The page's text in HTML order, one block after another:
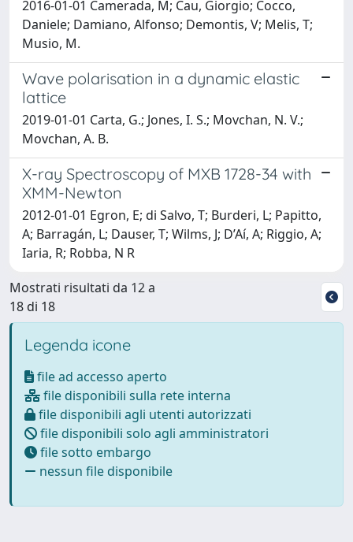
2016-01-01 Camerada, M; Cau, Giorgio; Cocco,
Daniele; Damiano, Alfonso; Demontis, V; Melis, T;
Musio, M.
Wave polarisation in a dynamic elastic
lattice
2019-01-01 Carta, G.; Jones, I. S.; Movchan, N. V.;
Movchan, A. B.
X-ray Spectroscopy of MXB 1728-34 with
XMM-Newton
2012-01-01 Egron, E; di Salvo, T; Burderi, L; Papitto,
A; Barragán, L; Dauser, T; Wilms, J; D’Aí, A; Riggio, A;
Iaria, R; Robba, N R
Mostrati risultati da 12 a
18 di 18
Legenda icone
file ad accesso aperto
file disponibili sulla rete interna
file disponibili agli utenti autorizzati
file disponibili solo agli amministratori
file sotto embargo
nessun file disponibile